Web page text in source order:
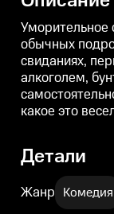
веселое и
Уморительное
обычных
свиданиях,
алкоголем,
какое это
Детали
Жанр Комедия